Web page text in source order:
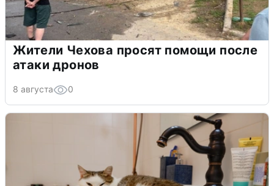
Жители Чехова просят помощи после
атаки дронов
8 августа 0